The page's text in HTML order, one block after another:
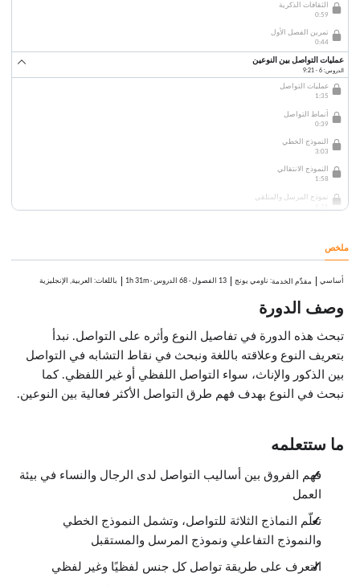
الثقافات الذكرية
0:59
تمرين الفصل الأول
0:44
عمليات التواصل بين النوعين
الدروس: 6 · 9:21
عمليات التواصل
1:35
أنماط التواصل
0:39
النموذج الخطي
3:03
النموذج الانتقالي
1:58
نموذج المرسل والمتلقي
النوع كثقافة
الدروس: 3 · 3:38
الثقافة
1:22
النوع في سياق ثقافي
1:17
تمرين الفصل الثالث
مبادئ ونظريات
الدروس: 8 · 10:40
البنية الاجتماعية
3:06
التنمية المعرفية
1:38
النظرية النفسية الديناميكية
0:37
نظرية التعلم الاجتماعي
نظرية بيم
1:19
1:13
ملخص
أساسي مقدِّم الخدمة: ناومي يونج 13 الفصول · 68 الدروس ·
1h 31m باللغات: العربية, الإنجليزية
وصف الدورة
تبحث هذه الدورة في تفاصيل النوع وأثره على التواصل. نبدأ
بتعريف النوع وعلاقته باللغة ونبحث في نقاط التشابه في التواصل
بين الذكور والإناث، سواء التواصل اللفظي أو غير اللفظي. كما
نبحث في النوع بهدف فهم طرق التواصل الأكثر فعالية بين النوعين.
ما ستتعلمه
فهم الفروق بين أساليب التواصل لدى الرجال والنساء في بيئة
العمل
تعلّم النماذج الثلاثة للتواصل، وتشمل النموذج الخطي
والنموذج التفاعلي ونموذج المرسل والمستقبل
التعرف على طريقة تواصل كل جنس لفظيًا وغير لفظي